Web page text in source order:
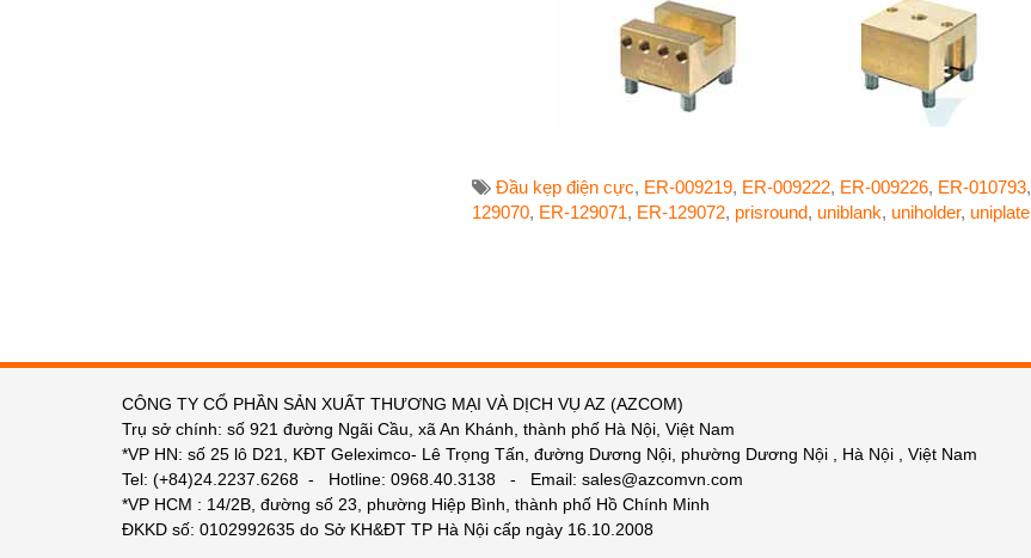
Đầu kẹp điện cực, ER-009219, ER-009222, ER-009226, ER-010793,
129070, ER-129071, ER-129072, prisround, uniblank, uniholder, uniplate
CÔNG TY CỔ PHẦN SẢN XUẤT THƯƠNG MẠI VÀ DỊCH VỤ AZ (AZCOM)
Trụ sở chính: số 921 đường Ngãi Cầu, xã An Khánh, thành phố Hà Nội, Việt Nam
*VP HN: số 25 lô D21, KĐT Geleximco- Lê Trọng Tấn, đường Dương Nội, phường Dương Nội , Hà Nội , Việt Nam
Tel: (+84)24.2237.6268 - Hotline: 0968.40.3138 - Email: sales@azcomvn.com
*VP HCM : 14/2B, đường số 23, phường Hiệp Bình, thành phố Hồ Chính Minh
ĐKKD số: 0102992635 do Sở KH&ĐT TP Hà Nội cấp ngày 16.10.2008